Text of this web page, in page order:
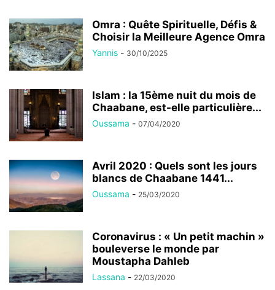
Omra : Quête Spirituelle, Défis &
Choisir la Meilleure Agence Omra
Yannis - 30/10/2025
Islam : la 15ème nuit du mois de
Chaabane, est-elle particulière...
Oussama - 07/04/2020
Avril 2020 : Quels sont les jours
blancs de Chaabane 1441...
Oussama - 25/03/2020
Coronavirus : « Un petit machin »
bouleverse le monde par
Moustapha Dahleb
Lassana - 22/03/2020